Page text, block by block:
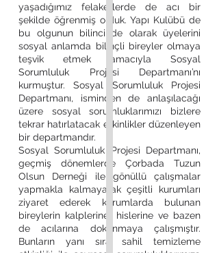
yaşadığımız felaketlerde de acı bir
şekilde öğrenmiş olduk. Yapı Kulübü de
bu olgunun bilincinde olarak üyelerini
sosyal anlamda bilinçli bireyler olmaya
teşvik etmek amacıyla Sosyal
Sorumluluk Projesi Departmanı’nı
kurmuştur. Sosyal Sorumluluk Projesi
Departmanı, isminden de anlaşılacağı
üzere sosyal sorumluklarımızı bizlere
tekrar hatırlatacak etkinlikler düzenleyen
bir departmandır.
Sosyal Sorumluluk Projesi Departmanı,
geçmiş dönemlerde Çorbada Tuzun
Olsun Derneği ile gönüllü çalışmalar
yapmakla kalmayarak çeşitli kurumları
ziyaret ederek kurumlarda bulunan
bireylerin kalplerine, hislerine ve bazen
de acılarına dokunmaya çalışmıştır.
Bunların yanı sıra sahil temizleme